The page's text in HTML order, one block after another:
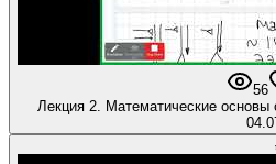
56
Лекция 2. Математические